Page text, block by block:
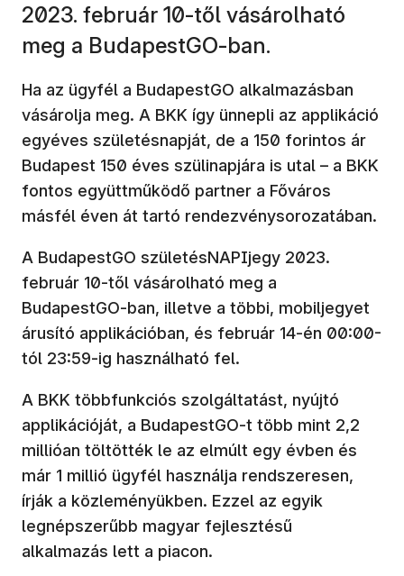
2023. február 10-től vásárolható
meg a BudapestGO-ban.
Ha az ügyfél a BudapestGO alkalmazásban
vásárolja meg. A BKK így ünnepli az applikáció
egyéves születésnapját, de a 150 forintos ár
Budapest 150 éves szülinapjára is utal – a BKK
fontos együttműködő partner a Főváros
másfél éven át tartó rendezvénysorozatában.
A BudapestGO születésNAPIjegy 2023.
február 10-től vásárolható meg a
BudapestGO-ban, illetve a többi, mobiljegyet
árusító applikációban, és február 14-én 00:00-
tól 23:59-ig használható fel.
A BKK többfunkciós szolgáltatást, nyújtó
applikációját, a BudapestGO-t több mint 2,2
millióan töltötték le az elmúlt egy évben és
már 1 millió ügyfél használja rendszeresen,
írják a közleményükben. Ezzel az egyik
legnépszerűbb magyar fejlesztésű
alkalmazás lett a piacon.